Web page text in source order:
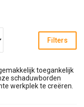
Filters
toegankelijk
schaduwborden
werkplek te creëren.